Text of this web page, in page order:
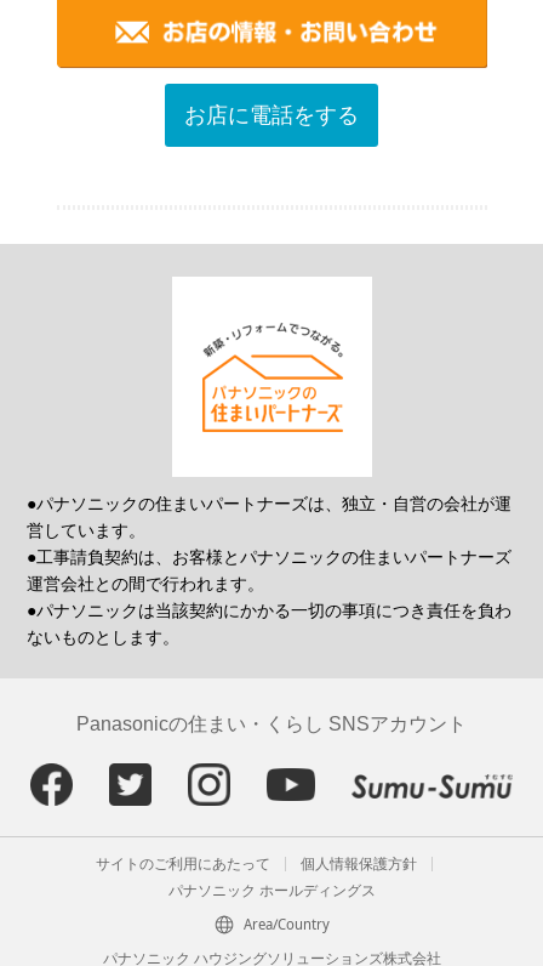
お店に電話をする
●パナソニックの住まいパートナーズは、独立・自営の会社が運
営しています。
●工事請負契約は、お客様とパナソニックの住まいパートナーズ
運営会社との間で行われます。
●パナソニックは当該契約にかかる一切の事項につき責任を負わ
ないものとします。
Panasonicの住まい・くらし SNSアカウント
サイトのご利用にあたって
個人情報保護方針
パナソニック ホールディングス
Area/Country
パナソニック ハウジングソリューションズ株式会社